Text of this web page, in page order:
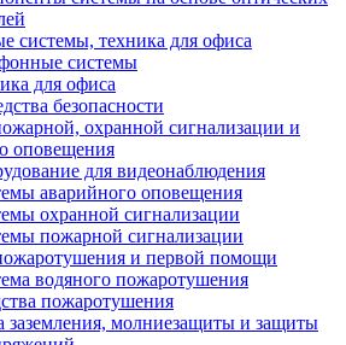
системы, техника для офиса
системы
для офиса
безопасности
охранной сигнализации и
оповещения
для видеонаблюдения
аварийного оповещения
охранной сигнализации
пожарной сигнализации
и первой помощи
водяного пожаротушения
пожаротушения
заземления, молниезащиты и защиты